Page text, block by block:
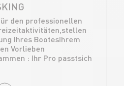
den professionellen
Ihres BootesIhrem
Vorlieben
: Ihr Pro passtsich